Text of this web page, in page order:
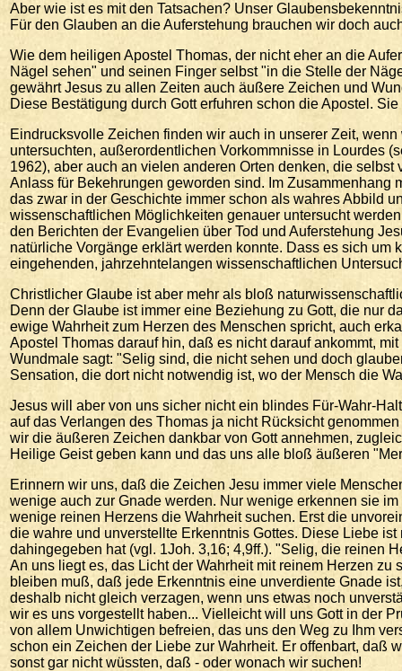
Aber wie ist es mit den Tatsachen? Unser
Für den Glauben an die Auferstehung brauchen wir doch
Wie dem heiligen Apostel Thomas, der nicht eher an die
Nägel sehen" und seinen Finger selbst "in die Stelle der
gewährt Jesus zu allen Zeiten auch äußere Zeichen und
Diese Bestätigung durch Gott erfuhren schon die Apostel.
Eindrucksvolle Zeichen finden wir auch in unserer Zeit,
untersuchten, außerordentlichen Vorkommnisse in Lourdes
1962), aber auch an vielen anderen Orten denken, die
Anlass für Bekehrungen geworden sind. Im Zusammenhang
das zwar in der Geschichte immer schon als wahres Abbild
wissenschaftlichen Möglichkeiten genauer untersucht
den Berichten der Evangelien über Tod und Auferstehung
natürliche Vorgänge erklärt werden konnte. Dass es sich
eingehenden, jahrzehntelangen wissenschaftlichen
Christlicher Glaube ist aber mehr als bloß
Denn der Glaube ist immer eine Beziehung zu Gott, die nur
ewige Wahrheit zum Herzen des Menschen spricht, auch
Apostel Thomas darauf hin, daß es nicht darauf ankommt,
Wundmale sagt: "Selig sind, die nicht sehen und doch
Sensation, die dort nicht notwendig ist, wo der Mensch die
Jesus will aber von uns sicher nicht ein blindes Für-Wahr-
auf das Verlangen des Thomas ja nicht Rücksicht
wir die äußeren Zeichen dankbar von Gott annehmen,
Heilige Geist geben kann und das uns alle bloß äußeren
Erinnern wir uns, daß die Zeichen Jesu immer viele
wenige auch zur Gnade werden. Nur wenige erkennen sie
wenige reinen Herzens die Wahrheit suchen. Erst die
die wahre und unverstellte Erkenntnis Gottes. Diese Liebe
dahingegeben hat (vgl. 1Joh. 3,16; 4,9ff.). "Selig, die reinen
An uns liegt es, das Licht der Wahrheit mit reinem Herzen
bleiben muß, daß jede Erkenntnis eine unverdiente Gnade
deshalb nicht gleich verzagen, wenn uns etwas noch
wir es uns vorgestellt haben... Vielleicht will uns Gott in der
von allem Unwichtigen befreien, das uns den Weg zu Ihm
schon ein Zeichen der Liebe zur Wahrheit. Er offenbart, daß
sonst gar nicht wüssten, daß - oder wonach wir suchen!